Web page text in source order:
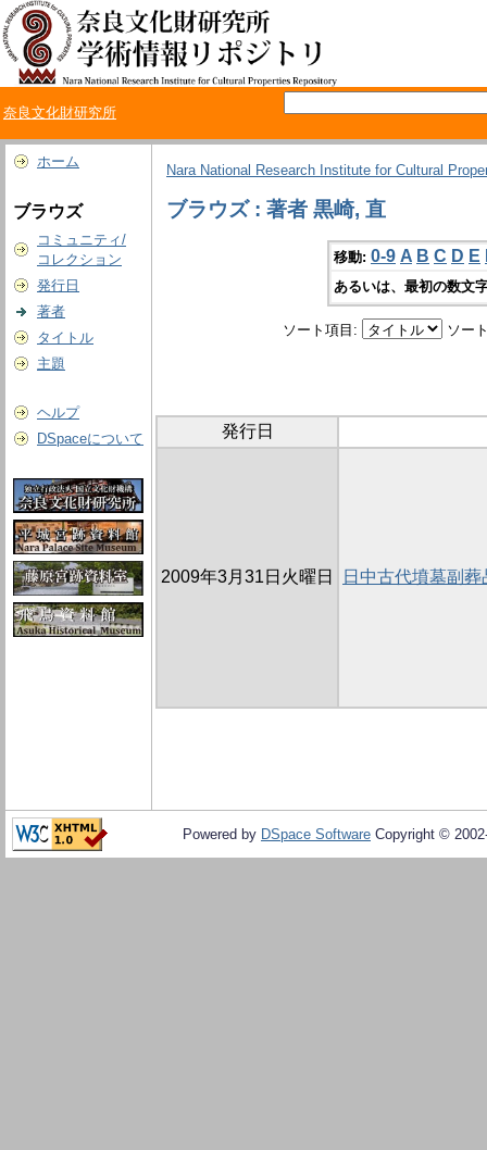
奈良文化財研究所
ホーム
ブラウズ
コミュニティ/
コレクション
発行日
著者
タイトル
主題
ヘルプ
DSpaceについて
Nara National Research Institute for Cultural
ブラウズ : 著者 黒崎, 直
移動: 0-9 A B C D E
あるいは、最初の数文
ソート項目: ソー
発行日
2009年3月31日火曜日 日中古代墳墓副
Powered by DSpace Software Copyright ©